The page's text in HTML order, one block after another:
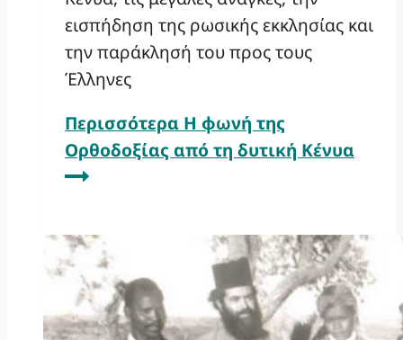
εισπήδηση της ρωσικής εκκλησίας και
την παράκλησή του προς τους
Έλληνες
Περισσότερα Η φωνή της
Ορθοδοξίας από τη δυτική Κένυα